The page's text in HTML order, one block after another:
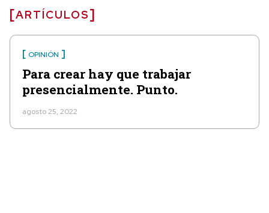
ARTÍCULOS
OPINIÓN
Para crear hay que trabajar
presencialmente. Punto.
agosto 25, 2022